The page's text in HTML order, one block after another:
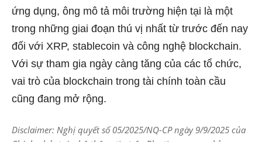
ứng dụng, ông mô tả môi trường hiện tại là một
trong những giai đoạn thú vị nhất từ ​​trước đến nay
đối với XRP, stablecoin và công nghệ blockchain.
Với sự tham gia ngày càng tăng của các tổ chức,
vai trò của blockchain trong tài chính toàn cầu
cũng đang mở rộng.
Disclaimer: Nghị quyết số 05/2025/NQ-CP ngày 9/9/2025 của